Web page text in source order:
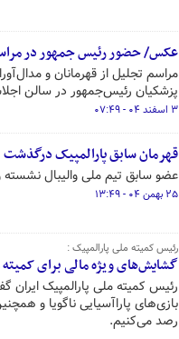
عکس/ حضور رئیس جمهور در مراسم
پزشکیان رئیس‌جمهور در سالن
۳ اسفند ۰۴ - ۰۷:۴۹
قهرمان سابق پارالمپیک درگذشت
عضو سابق تیم ملی والیبال نشسته
۲۵ بهمن ۰۴ - ۱۳:۴۹
رئیس کمیته ملی پارالمپیک :
گشایش‌های ویژه مالی برای کمیته
رئیس کمیته ملی پارالمپیک ایران
بازی‌های پاراآسیایی ناگویا و
رصد می‌کنیم.